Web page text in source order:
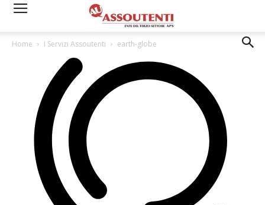
Home I Servizi Assoutenti earth-globe